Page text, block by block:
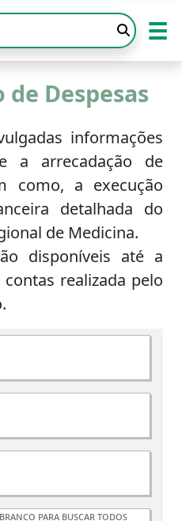
☰
Despesas
informações
a arrecadação de
como, a execução
detalhada do
de Medicina.
disponíveis até a
realizada pelo